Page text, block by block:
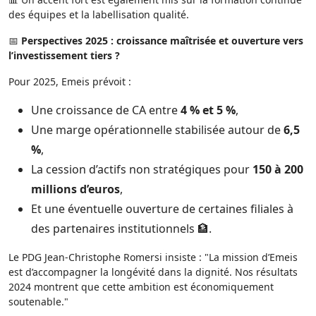
des équipes et la labellisation qualité.
📅 Perspectives 2025 : croissance maîtrisée et ouverture vers
l’investissement tiers ?
Pour 2025, Emeis prévoit :
Une croissance de CA entre4 % et 5 %,
Une marge opérationnelle stabilisée autour de6,5
%,
La cession d’actifs non stratégiques pour 150 à 200
millions d’euros,
Et une éventuelle ouverture de certaines filiales à
des partenaires institutionnels 🏦.
Le PDG Jean-Christophe Romersi insiste : "La mission d’Emeis
est d’accompagner la longévité dans la dignité. Nos résultats
2024 montrent que cette ambition est économiquement
soutenable."